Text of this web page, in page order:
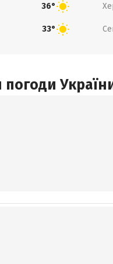
36°
33°